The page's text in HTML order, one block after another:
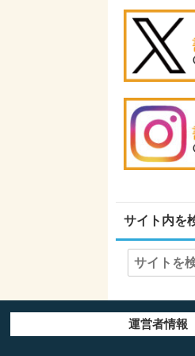
サイト内を
運営者情報